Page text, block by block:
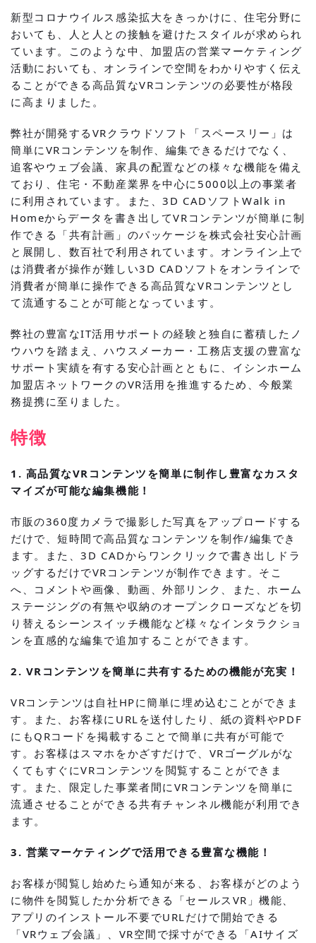
新型コロナウイルス感染拡大をきっかけに、住宅分野に
おいても、人と人との接触を避けたスタイルが求められ
ています。このような中、加盟店の営業マーケティング
活動においても、オンラインで空間をわかりやすく伝え
ることができる高品質なVRコンテンツの必要性が格段
に高まりました。
弊社が開発するVRクラウドソフト「スペースリー」は
簡単にVRコンテンツを制作、編集できるだけでなく、
追客やウェブ会議、家具の配置などの様々な機能を備え
ており、住宅・不動産業界を中心に5000以上の事業者
に利用されています。また、3D CADソフトWalk in
Homeからデータを書き出してVRコンテンツが簡単に制
作できる「共有計画」のパッケージを株式会社安心計画
と展開し、数百社で利用されています。オンライン上で
は消費者が操作が難しい3D CADソフトをオンラインで
消費者が簡単に操作できる高品質なVRコンテンツとし
て流通することが可能となっています。
弊社の豊富なIT活用サポートの経験と独自に蓄積したノ
ウハウを踏まえ、ハウスメーカー・工務店支援の豊富な
サポート実績を有する安心計画とともに、イシンホーム
加盟店ネットワークのVR活用を推進するため、今般業
務提携に至りました。
特徴
1. 高品質なVRコンテンツを簡単に制作し豊富なカスタ
マイズが可能な編集機能！
市販の360度カメラで撮影した写真をアップロードする
だけで、短時間で高品質なコンテンツを制作/編集でき
ます。また、3D CADからワンクリックで書き出しドラ
ッグするだけでVRコンテンツが制作できます。そこ
へ、コメントや画像、動画、外部リンク、また、ホーム
ステージングの有無や収納のオープンクローズなどを切
り替えるシーンスイッチ機能など様々なインタラクショ
ンを直感的な編集で追加することができます。
2. VRコンテンツを簡単に共有するための機能が充実！
VRコンテンツは自社HPに簡単に埋め込むことができま
す。また、お客様にURLを送付したり、紙の資料やPDF
にもQRコードを掲載することで簡単に共有が可能で
す。お客様はスマホをかざすだけで、VRゴーグルがな
くてもすぐにVRコンテンツを閲覧することができま
す。また、限定した事業者間にVRコンテンツを簡単に
流通させることができる共有チャンネル機能が利用でき
ます。
3. 営業マーケティングで活用できる豊富な機能！
お客様が閲覧し始めたら通知が来る、お客様がどのよう
に物件を閲覧したか分析できる「セールスVR」機能、
アプリのインストール不要でURLだけで開始できる
「VRウェブ会議」、VR空間で採寸ができる「AIサイズ